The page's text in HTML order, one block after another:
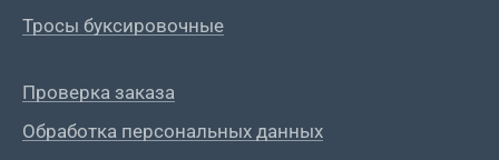
Тросы буксировочные
Проверка заказа
Обработка персональных данных